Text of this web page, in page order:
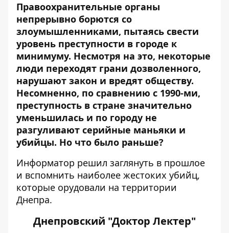
Правоохранительные органы
непрерывно борются со
злоумышленниками, пытаясь свести
уровень преступности в городе к
минимуму. Несмотря на это, некоторые
люди переходят грани дозволенного,
нарушают закон и вредят обществу.
Несомненно, по сравнению с 1990-ми,
преступность в стране значительно
уменьшилась и по городу не
разгуливают серийные маньяки и
убийцы. Но что было раньше?
Информатор решил заглянуть в прошлое
и вспомнить наиболее жестоких убийц,
которые орудовали на территории
Днепра.
Днепровский "Доктор Лектер"